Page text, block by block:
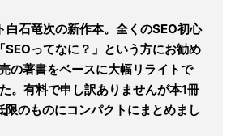
白石竜次の新作本。全くのSEO初心
SEOってなに？」という方にお勧め
の著書をベースに大幅リライトで
。有料で申し訳ありませんが本1冊
限のものにコンパクトにまとめまし